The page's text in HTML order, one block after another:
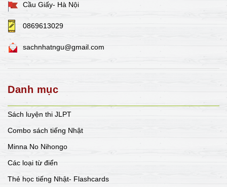
Cầu Giấy- Hà Nội
0869613029
sachnhatngu@gmail.com
Danh mục
Sách luyện thi JLPT
Combo sách tiếng Nhật
Minna No Nihongo
Các loại từ điển
Thẻ học tiếng Nhật- Flashcards